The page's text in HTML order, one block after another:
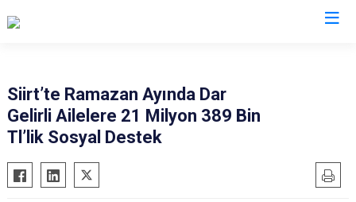
Siirt’te Ramazan Ayında Dar
Gelirli Ailelere 21 Milyon 389 Bin
Tl’lik Sosyal Destek